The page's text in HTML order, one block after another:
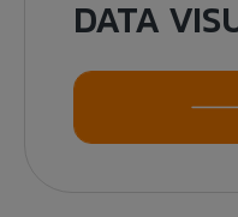
DATA